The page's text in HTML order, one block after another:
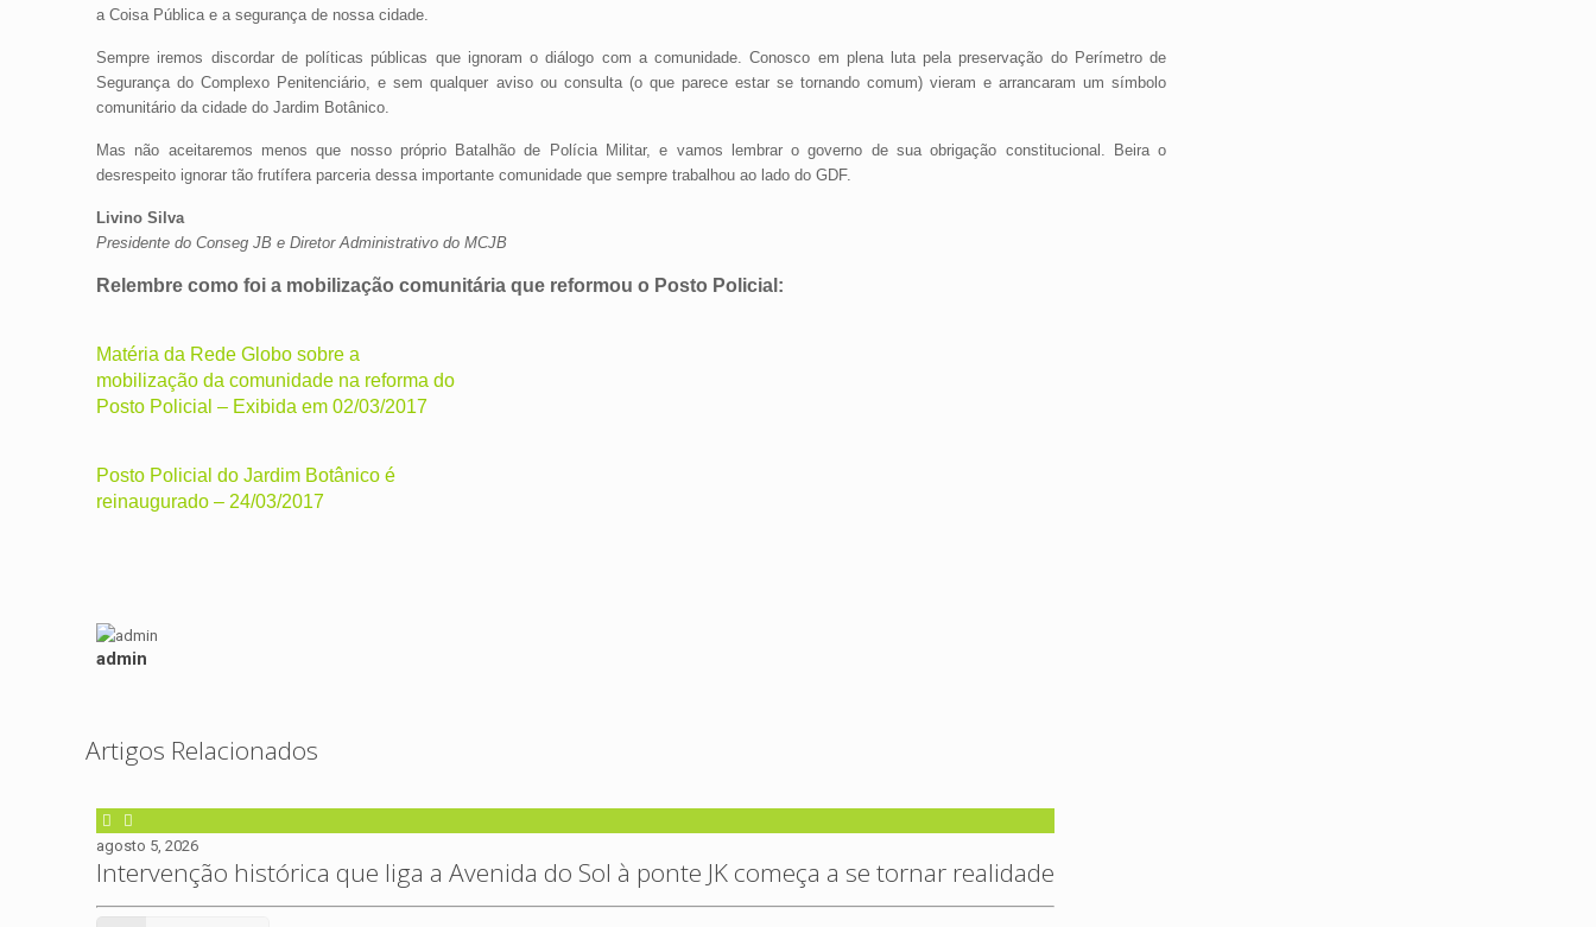
a Coisa Pública e a segurança de nossa cidade.
Sempre iremos discordar de políticas públicas que ignoram o diálogo com a comunidade. Conosco em plena luta pela preservação do Perímetro de
Segurança do Complexo Penitenciário, e sem qualquer aviso ou consulta (o que parece estar se tornando comum) vieram e arrancaram um símbolo
comunitário da cidade do Jardim Botânico.
Mas não aceitaremos menos que nosso próprio Batalhão de Polícia Militar, e vamos lembrar o governo de sua obrigação constitucional. Beira o
desrespeito ignorar tão frutífera parceria dessa importante comunidade que sempre trabalhou ao lado do GDF.
Livino Silva
Presidente do Conseg JB e Diretor Administrativo do MCJB
Relembre como foi a mobilização comunitária que reformou o Posto Policial:
Matéria da Rede Globo sobre a
mobilização da comunidade na reforma do
Posto Policial – Exibida em 02/03/2017
Posto Policial do Jardim Botânico é
reinaugurado – 24/03/2017
admin
Artigos Relacionados
agosto 5, 2026
Intervenção histórica que liga a Avenida do Sol à ponte JK começa a se tornar realidade